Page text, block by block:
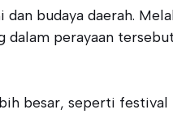
budaya daerah.
perayaan
besar, seperti